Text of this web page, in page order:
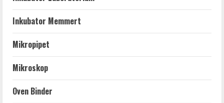
Inkubator Memmert
Mikropipet
Mikroskop
Oven Binder